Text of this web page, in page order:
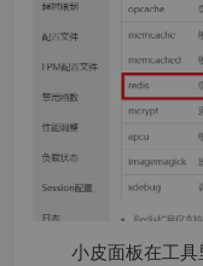
小皮面板在工